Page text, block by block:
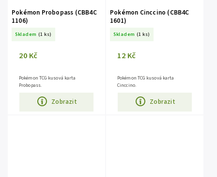
Pokémon Probopass (CBB4C
1106)
Skladem (1 ks)
20 Kč
Zobrazit
Pokémon TCG kusová karta
Probopass.
Pokémon Cinccino (CBB4C
1601)
Skladem (1 ks)
12 Kč
Zobrazit
Pokémon TCG kusová karta
Cinccino.